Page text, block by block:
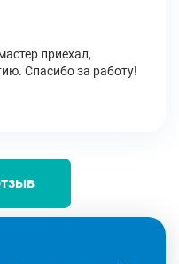
приехал,
Спасибо за работу!